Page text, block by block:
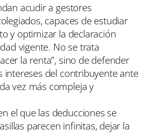
acudir a gestores
capaces de estudiar
y optimizar la declaración
vigente. No se trata
la renta”, sino de defender
intereses del contribuyente ante
vez más compleja y
el que las deducciones se
parecen infinitas, dejar la